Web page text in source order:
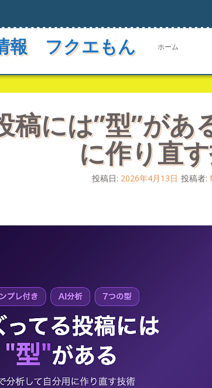
報 フクエもん ホーム
稿には”型”があ
に作り直
投稿日: 2026年4月13日 投稿者: